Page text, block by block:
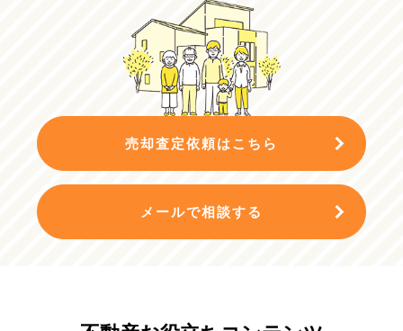
売却査定依頼はこちら
メールで相談する